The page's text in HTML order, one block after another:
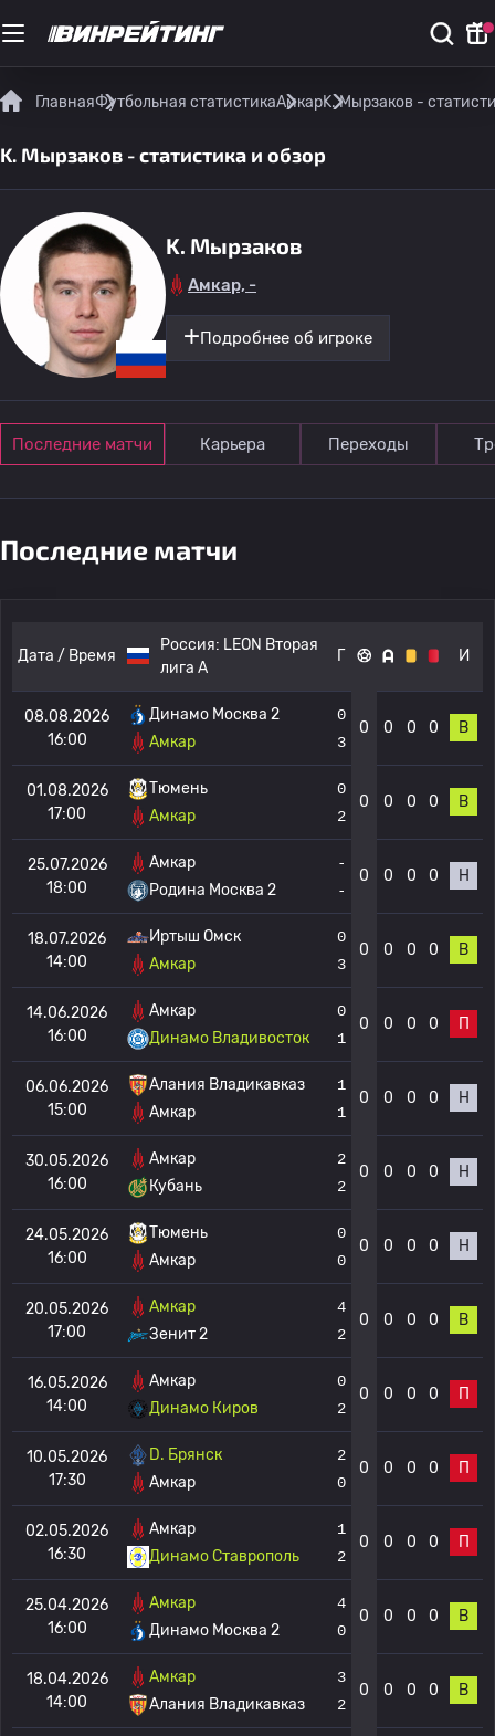
ГлавнаяФутбольная статистикаАмкарK. Мырзаков -
K. Мырзаков - статистика и обзор
K. Мырзаков
Амкар, -
Подробнее об игроке
Последние матчи Карьера Переходы
Последние матчи
Дата / Время
Россия: LEON Вторая
лига А
Г И
08.08.2026
16:00
Динамо Москва 2
Амкар
0
3
0 0 0 0 В
01.08.2026
17:00
Тюмень
Амкар
0
2
0 0 0 0 В
25.07.2026
18:00
Амкар
Родина Москва 2
-
-
0 0 0 0 Н
18.07.2026
14:00
Иртыш Омск
Амкар
0
3
0 0 0 0 В
14.06.2026
16:00
Амкар
Динамо Владивосток
0
1
0 0 0 0 П
06.06.2026
15:00
Алания Владикавказ
Амкар
1
1
0 0 0 0 Н
30.05.2026
16:00
Амкар
Кубань
2
2
0 0 0 0 Н
24.05.2026
16:00
Тюмень
Амкар
0
0
0 0 0 0 Н
20.05.2026
17:00
Амкар
Зенит 2
4
2
0 0 0 0 В
16.05.2026
14:00
Амкар
Динамо Киров
0
2
0 0 0 0 П
10.05.2026
17:30
D. Брянск
Амкар
2
0
0 0 0 0 П
02.05.2026
16:30
Амкар
Динамо Ставрополь
1
2
0 0 0 0 П
25.04.2026
16:00
Амкар
Динамо Москва 2
4
0
0 0 0 0 В
18.04.2026
14:00
Амкар
Алания Владикавказ
3
2
0 0 0 0 В